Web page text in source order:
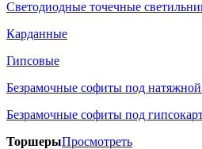
Светодиодные точечные
Карданные
Гипсовые
Безрамочные софиты под
Безрамочные софиты под
ТоршерыПросмотреть